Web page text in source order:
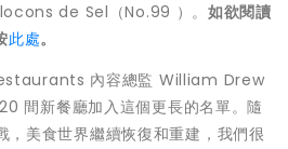
de Sel（No.99 ）。如欲閱讀
此處。
內容總監 William Drew
間新餐廳加入這個更長的名單。隨
，美食世界繼續恢復和重建，我們很